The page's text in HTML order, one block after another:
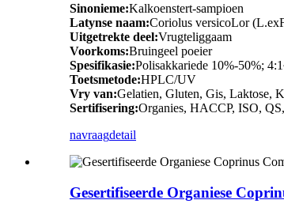
Sinonieme:Kalkoenstert-sampioen
Latynse naam:Coriolus versicoLor
Uitgetrekte deel:Vrugteliggaam
Voorkoms:Bruingeel poeier
Spesifikasie:Polisakkariede 10%-50%;
Toetsmetode:HPLC/UV
Vry van:Gelatien, Gluten, Gis, Laktose,
Sertifisering:Organies, HACCP, ISO,
navraagdetail
Gesertifiseerde Organiese